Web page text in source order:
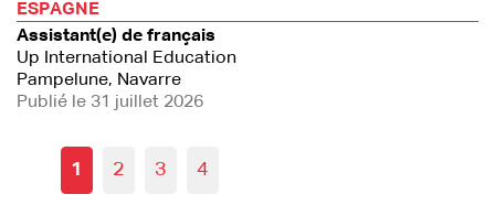
ESPAGNE
Assistant(e) de français
Up International Education
Pampelune, Navarre
Publié le 31 juillet 2026
1 2 3 4